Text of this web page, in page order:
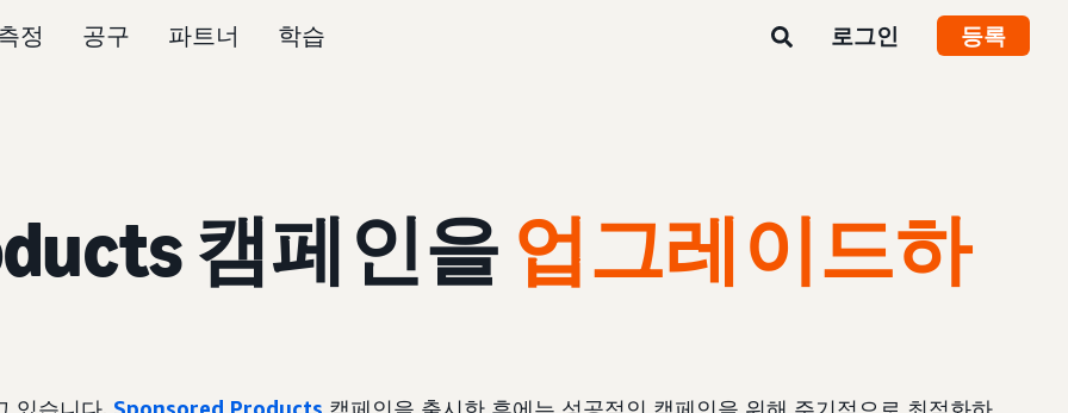
정 공구 파트너 학습 로그인 등록
캠페인을 업그레이드하